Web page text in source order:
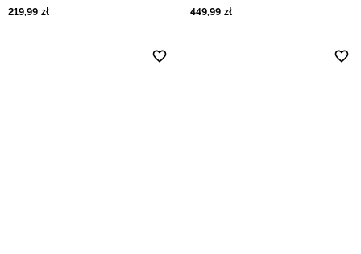
219,99 zł
męski - czarna
449,99 zł